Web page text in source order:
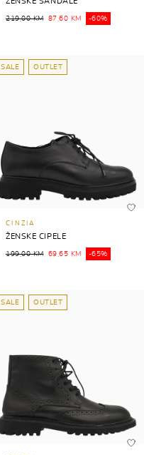
219,00 KM 87,60 KM -60%
SALE OUTLET
CINZIA
ŽENSKE CIPELE
199,00 KM 69,65 KM -65%
SALE OUTLET